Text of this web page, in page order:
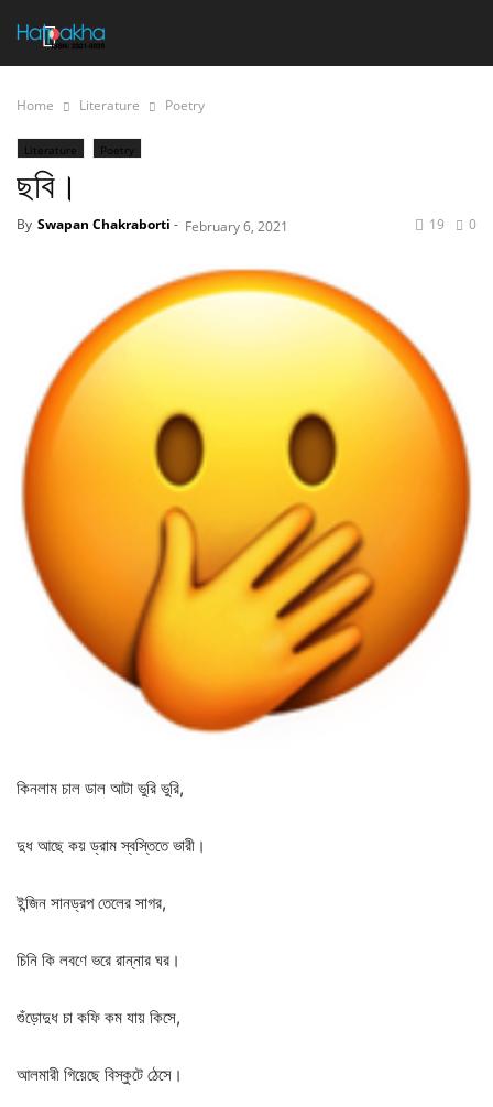
Home Literature Poetry
Literature Poetry
ছবি।
By Swapan Chakraborti - February 6, 2021 0
19
কিনলাম চাল ডাল আটা ভুরি ভুরি,
দুধ আছে কয় ড্রাম স্বস্তিতে ভারী।
ইন্জিন সানড্রপ তেলের সাগর,
চিনি কি লবণে ভরে রান্নার ঘর।
গুঁড়োদুধ চা কফি কম যায় কিসে,
আলমারী গিয়েছে বিস্কুটে ঠেসে।